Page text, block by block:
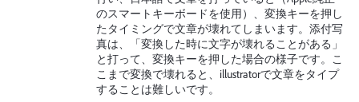
のスマートキーボードを使用）、変換キーを押し
たタイミングで文章が壊れてしまいます。添付写
真は、「変換した時に文字が壊れることがある」
と打って、変換キーを押した場合の様子です。こ
こまで変換で壊れると、illustratorで文章をタイプ
することは難しいです。